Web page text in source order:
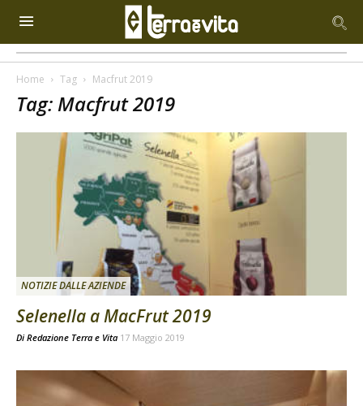
Home Tag Macfrut 2019
Tag: Macfrut 2019
NOTIZIE DALLE AZIENDE
Selenella a MacFrut 2019
Di Redazione Terra e Vita 17 Maggio 2019